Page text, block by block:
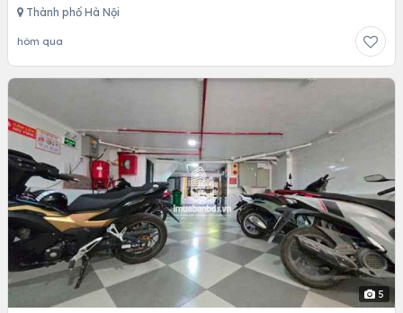
Thành phố Hà Nội
hôm qua
5